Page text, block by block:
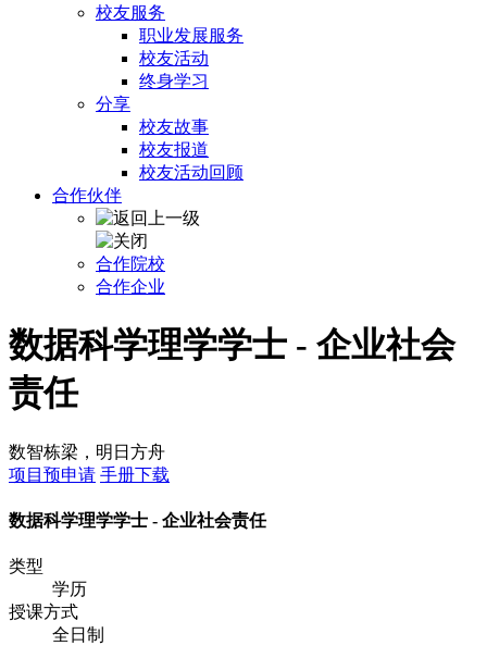
校友服务
职业发展服务
校友活动
终身学习
分享
校友故事
校友报道
校友活动回顾
合作伙伴
合作院校
合作企业
数据科学理学学士 - 企业社会
责任
数智栋梁，明日方舟
项目预申请 手册下载
数据科学理学学士 - 企业社会责任
类型
学历
授课方式
全日制